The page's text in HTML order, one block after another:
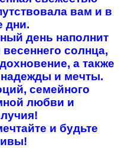
вам и в
дни.
день наполнит
солнца,
а также
и мечты.
семейного
любви и
и будьте